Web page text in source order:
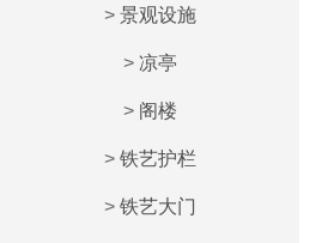
> 景观设施
> 凉亭
> 阁楼
> 铁艺护栏
> 铁艺大门